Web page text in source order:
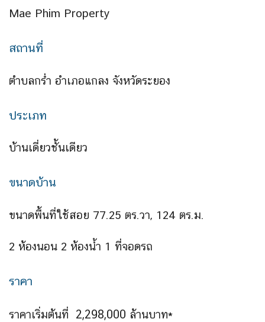
Mae Phim Property
สถานที่
ตำบลกร่ำ อำเภอแกลง จังหวัดระยอง
ประเภท
บ้านเดี่ยวชั้นเดียว
ขนาดบ้าน
ขนาดพื้นที่ใช้สอย 77.25 ตร.วา, 124 ตร.ม.
2 ห้องนอน 2 ห้องน้ำ 1 ที่จอดรถ
ราคา
ราคาเริ่มต้นที่ 2,298,000 ล้านบาท*